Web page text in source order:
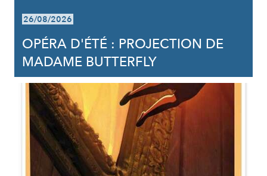
26/08/2026
OPÉRA D'ÉTÉ : PROJECTION DE
MADAME BUTTERFLY